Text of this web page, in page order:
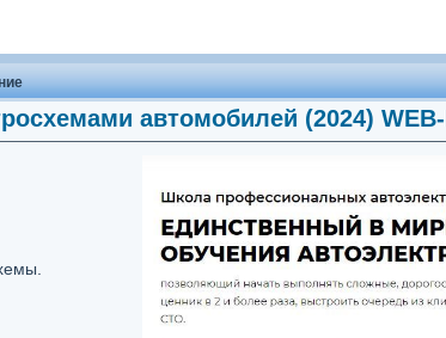
автомобилей (2024)